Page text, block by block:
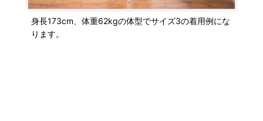
身長173cm、体重62kgの体型でサイズ3の着用例にな
ります。